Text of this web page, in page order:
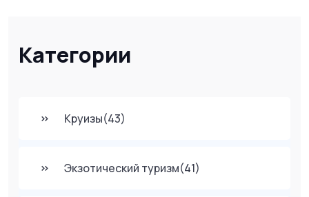
Категории
Круизы(43)
Экзотический туризм(41)